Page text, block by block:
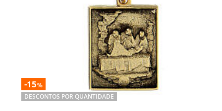
-15%
DESCONTOS POR QUANTIDADE